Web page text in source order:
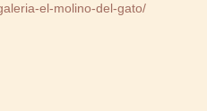
el-molino-del-gato/